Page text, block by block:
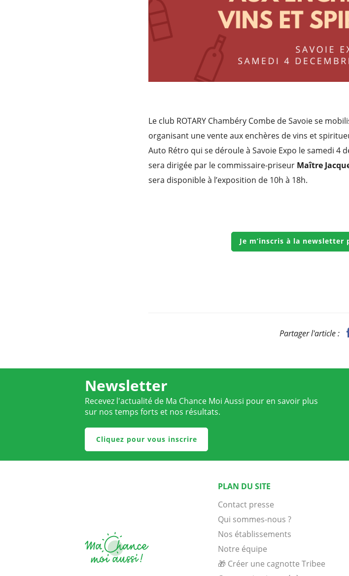
Le club ROTARY Chambéry Combe de Savoie se
organisant une vente aux enchères de vins et
Auto Rétro qui se déroule à Savoie Expo le samedi 4
sera dirigée par le commissaire-priseur Maître
sera disponible à l’exposition de 10h à 18h.
Je m’inscris à la
Partager l'article :
Newsletter
Recevez l'actualité de Ma Chance Moi Aussi pour en savoir plus
sur nos temps forts et nos résultats.
Cliquez pour vous inscrire
PLAN DU SITE
Contact presse
Qui sommes-nous ?
Nos établissements
Notre équipe
🎁 Créer une cagnotte Tribee